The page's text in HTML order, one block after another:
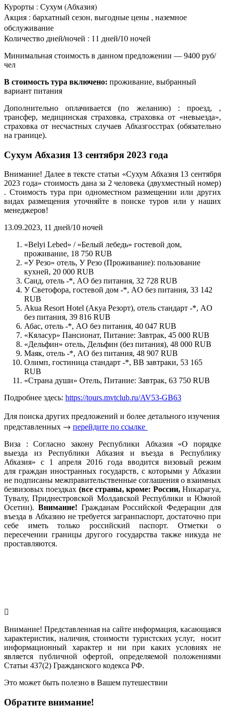
Курорты : Сухум (Абхазия)
Акция : бархатный сезон, выгодные цены , наземное
обслуживание
Количество дней/ночей : 11 дней/10 ночей
Минимальная стоимость в данном предложении — 9400 руб/
чел
В стоимость тура включено: проживание, выбранный
вариант питания
Дополнительно оплачивается (по желанию) : проезд, ,
трансфер, медицинская страховка, страховка от «невыезда»,
страховка от несчастных случаев Абхазгосстрах (обязательно
на границе).
Сухум Абхазия 13 сентября 2023 года
Внимание! Далее в тексте статьи «Сухум Абхазия 13 сентября
2023 года» стоимость дана за 2 человека (двухместный номер)
. Стоимость тура при одноместном размещении или других
видах размещения уточняйте в поиске туров или у наших
менеджеров!
13.09.2023, 11 дней/10 ночей
«Belyi Lebed» / «Белый лебедь» гостевой дом,
проживание, 18 750 RUB
«У Резо» отель, У Резо (Проживание): пользование
кухней, 20 000 RUB
Саид, отель -*, AO без питания, 32 728 RUB
У Светофора, гостевой дом -*, AO без питания, 33 142
RUB
Akua Resort Hotel (Акуа Резорт), отель стандарт -*, AO
без питания, 39 816 RUB
Абас, отель -*, AO без питания, 40 047 RUB
«Кяласур» Пансионат, Питание: Завтрак, 45 000 RUB
«Дельфин» отель, Дельфин (без питания), 48 000 RUB
Маяк, отель -*, AO без питания, 48 907 RUB
Олимп, гостиница стандарт -*, BB завтраки, 53 165
RUB
«Страна души» Отель, Питание: Завтрак, 63 750 RUB
Подробнее здесь: https://tours.mvtclub.ru/AV53-GB63
Для поиска других предложений и более детального изучения
представленных → перейдите по ссылке
Виза : Согласно закону Республики Абхазия «О порядке
выезда из Республики Абхазия и въезда в Республику
Абхазия» с 1 апреля 2016 года вводится визовый режим
для граждан иностранных государств, с которыми у Абхазии
не подписаны межправительственные соглашения о взаимных
безвизовых поездках (все страны, кроме: России,Никарагуа,
Тувалу, Приднестровской Молдавской Республики и Южной
Осетии). Внимание! Гражданам Российской Федерации для
въезда в Абхазию не требуется загранпаспорт, достаточно при
себе иметь только российский паспорт. Отметки о
пересечении границы другого государства также никуда не
проставляются.
Внимание! Представленная на сайте информация, касающаяся
характеристик, наличия, стоимости туристских услуг, носит
информационный характер и ни при каких условиях не
является публичной офертой, определяемой положениями
Статьи 437(2) Гражданского кодекса РФ.
Это может быть полезно в Вашем путешествии
Обратите внимание!